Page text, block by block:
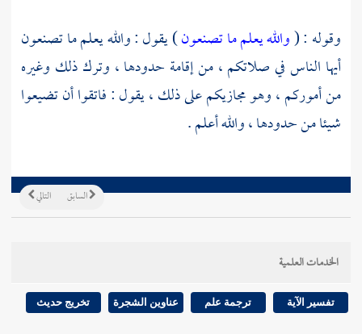
وقوله : (والله يعلم ما تصنعون) يقول : والله يعلم ما تصنعون
أيها الناس في صلاتكم ، من إقامة حدودها ، وترك ذلك وغيره
من أموركم ، وهو مجازيكم على ذلك ، يقول : فاتقوا أن تضيعوا
شيئا من حدودها ، والله أعلم .
التالي السابق
الخدمات العلمية
تفسير الآية ترجمة علم عناوين الشجرة تخريج حديث